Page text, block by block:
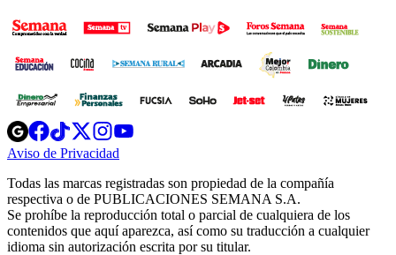
Opens
in
new
Opens
in
new
Opens
in
new
window
Opens
new
windowwindow
Aviso de Privacidad
new
window
Todas las marcas registradas son propiedad de la compañía
respectiva o de PUBLICACIONES SEMANA S.A.
Se prohíbe la reproducción total o parcial de cualquiera de los
contenidos que aquí aparezca, así como su traducción a cualquier
idioma sin autorización escrita por su titular.